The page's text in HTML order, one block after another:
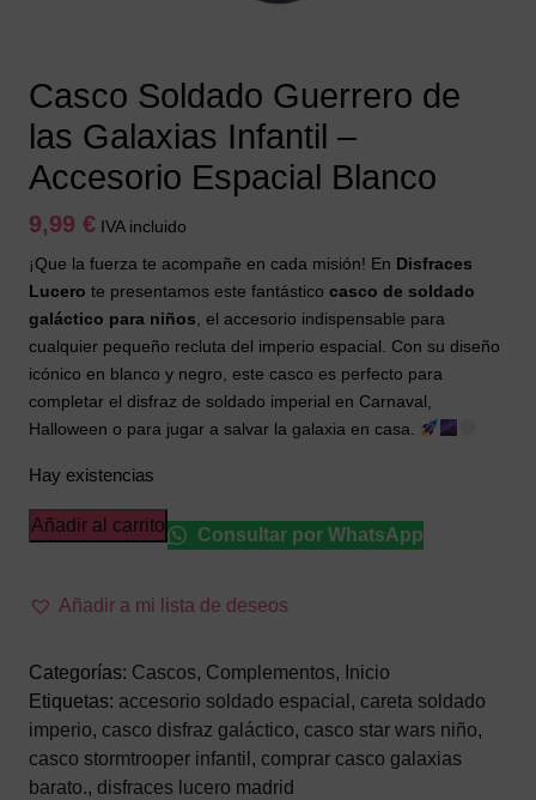
Casco Soldado Guerrero de
las Galaxias Infantil –
Accesorio Espacial Blanco
9,99 € IVA incluido
¡Que la fuerza te acompañe en cada misión! En Disfraces
Lucero te presentamos este fantástico casco de soldado
galáctico para niños , el accesorio indispensable para
cualquier pequeño recluta del imperio espacial. Con su diseño
icónico en blanco y negro, este casco es perfecto para
completar el disfraz de soldado imperial en Carnaval,
Halloween o para jugar a salvar la galaxia en casa.
Hay existencias
Casco
de
Galaxias
Infantil
–
Accesorio
Espacial
Añadir al carrito Consultar por WhatsApp
Añadir a mi lista de deseos
Categorías: Cascos, Complementos, Inicio
Etiquetas: accesorio soldado espacial , careta soldado
imperio, casco disfraz galáctico, casco star wars niño,
casco stormtrooper infantil , comprar casco galaxias
barato., disfraces lucero madrid